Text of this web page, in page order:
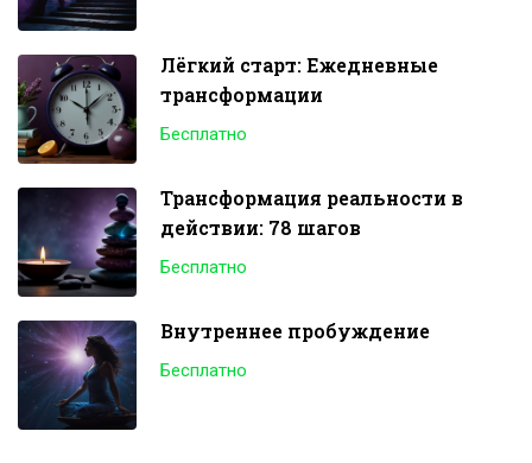
Лёгкий старт: Ежедневные
трансформации
Бесплатно
Трансформация реальности в
действии: 78 шагов
Бесплатно
Внутреннее пробуждение
Бесплатно